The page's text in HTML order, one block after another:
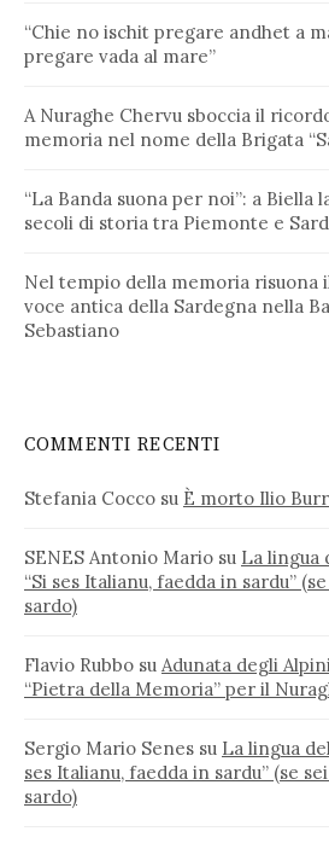
“Chie no ischit pregare andhet a
pregare vada al mare”
A Nuraghe Chervu sboccia il
memoria nel nome della Brigata
“La Banda suona per noi”: a Biella
secoli di storia tra Piemonte e
Nel tempio della memoria risuona
voce antica della Sardegna nella
Sebastiano
COMMENTI RECENTI
Stefania Cocco su È morto Ilio
SENES Antonio Mario su La lingua
“Si ses Italianu, faedda in sardu”
sardo)
Flavio Rubbo su Adunata degli
“Pietra della Memoria” per il
Sergio Mario Senes su La lingua
ses Italianu, faedda in sardu” (se
sardo)